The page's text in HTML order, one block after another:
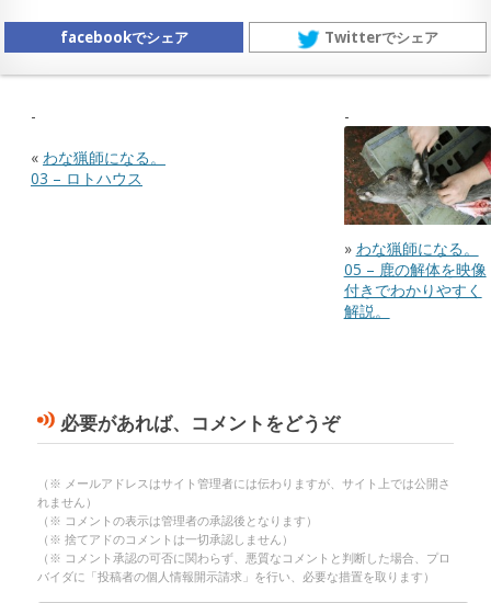
facebookでシェア Twitterでシェア
« わな猟師になる。
03 – ロトハウス
» わな猟師になる。
05 – 鹿の解体を映像
付きでわかりやすく
解説。
必要があれば、コメントをどうぞ
（※ メールアドレスはサイト管理者には伝わりますが、サイト上では公開さ
れません）
（※ コメントの表示は管理者の承認後となります）
（※ 捨てアドのコメントは一切承認しません）
（※ コメント承認の可否に関わらず、悪質なコメントと判断した場合、プロ
バイダに「投稿者の個人情報開示請求」を行い、必要な措置を取ります）